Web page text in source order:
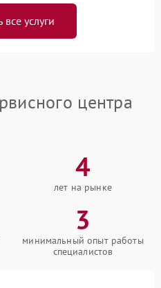
все услуги
центра
4
лет на рынке
3
минимальный опыт работы
специалистов